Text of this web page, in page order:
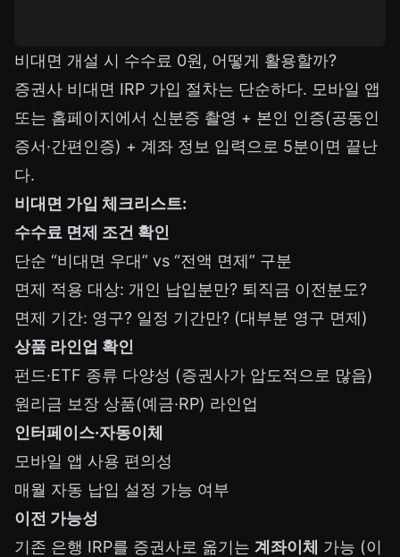
비대면 개설 시 수수료 0원, 어떻게 활용할까?
증권사 비대면 IRP 가입 절차는 단순하다. 모바일 앱
또는 홈페이지에서 신분증 촬영 + 본인 인증(공동인
증서·간편인증) + 계좌 정보 입력으로 5분이면 끝난
다.
비대면 가입 체크리스트:
수수료 면제 조건 확인
단순 “비대면 우대” vs “전액 면제” 구분
면제 적용 대상: 개인 납입분만? 퇴직금 이전분도?
면제 기간: 영구? 일정 기간만? (대부분 영구 면제)
상품 라인업 확인
펀드·ETF 종류 다양성 (증권사가 압도적으로 많음)
원리금 보장 상품(예금·RP) 라인업
인터페이스·자동이체
모바일 앱 사용 편의성
매월 자동 납입 설정 가능 여부
이전 가능성
기존 은행 IRP를 증권사로 옮기는 계좌이체 가능 (이